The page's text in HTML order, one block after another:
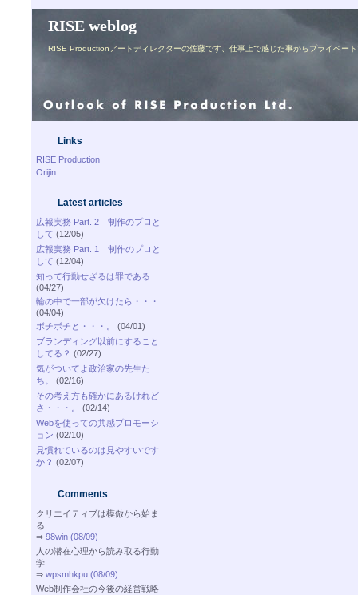
RISE weblog
RISE Productionアートディレクターの佐藤です、仕事上で感じた事からプライベー
Links
RISE Production
Orijin
Latest articles
広報実務 Part. 2 制作のプロと
して (12/05)
広報実務 Part. 1 制作のプロと
して (12/04)
知って行動せざるは罪である
(04/27)
輪の中で一部が欠けたら・・・
(04/04)
ボチボチと・・・。
(04/01)
ブランディング以前にすること
してる？ (02/27)
気がついてよ政治家の先生た
ち。
(02/16)
その考え方も確かにあるけれど
さ・・・。
(02/14)
Webを使っての共感プロモーシ
ョン (02/10)
見慣れているのは見やすいです
か？ (02/07)
Comments
クリエイティブは模倣から始ま
る
⇒ 98win (08/09)
人の潜在心理から読み取る行動
学
⇒ wpsmhkpu (08/09)
Web制作会社の今後の経営戦略